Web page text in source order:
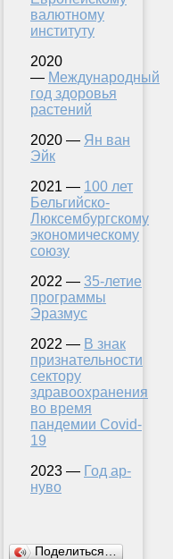
валютному
институту
2020
— Международный
год здоровья
растений
2020 — Ян ван
Эйк
2021 — 100 лет
Бельгийско-
Люксембургскому
экономическому
союзу
2022 — 35-летие
программы
Эразмус
2022 — В знак
признательности
сектору
здравоохранения
во время
пандемии Covid-
19
2023 — Год ар-
нуво
Поделиться…